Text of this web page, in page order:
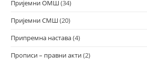
Пријемни ОМШ(34)
Пријемни СМШ(20)
Припремна настава(4)
Прописи – правни акти(2)